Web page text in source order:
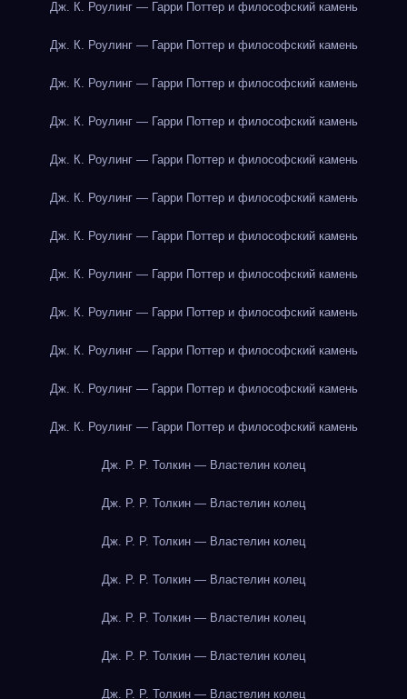
Дж. К. Роулинг — Гарри Поттер и философский камень
Дж. К. Роулинг — Гарри Поттер и философский камень
Дж. К. Роулинг — Гарри Поттер и философский камень
Дж. К. Роулинг — Гарри Поттер и философский камень
Дж. К. Роулинг — Гарри Поттер и философский камень
Дж. К. Роулинг — Гарри Поттер и философский камень
Дж. К. Роулинг — Гарри Поттер и философский камень
Дж. К. Роулинг — Гарри Поттер и философский камень
Дж. К. Роулинг — Гарри Поттер и философский камень
Дж. К. Роулинг — Гарри Поттер и философский камень
Дж. К. Роулинг — Гарри Поттер и философский камень
Дж. К. Роулинг — Гарри Поттер и философский камень
Дж. Р. Р. Толкин — Властелин колец
Дж. Р. Р. Толкин — Властелин колец
Дж. Р. Р. Толкин — Властелин колец
Дж. Р. Р. Толкин — Властелин колец
Дж. Р. Р. Толкин — Властелин колец
Дж. Р. Р. Толкин — Властелин колец
Дж. Р. Р. Толкин — Властелин колец